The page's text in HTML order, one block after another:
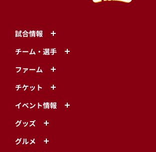
試合情報
チーム・選手
ファーム
チケット
イベント情報
グッズ
グルメ